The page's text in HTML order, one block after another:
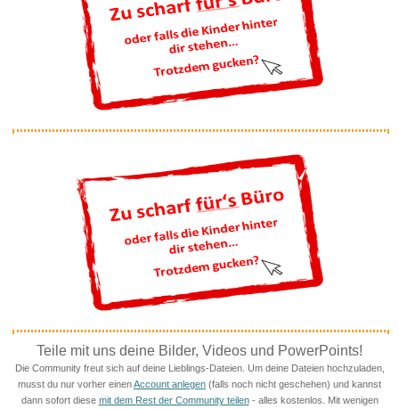
exclipse Sonnenfinsternisbrill...
Montessori Spielzeug Busy
Boar...
Neon Schild für Gaming Zi...
Anzeige
Teile mit uns deine Bilder, Videos und PowerPoints!
Die Community freut sich auf deine Lieblings-Dateien. Um deine Dateien hochzuladen,
musst du nur vorher einenAccount anlegen (falls noch nicht geschehen) und kannst
dann sofort diese mit dem Rest der Community teilen- alles kostenlos. Mit wenigen